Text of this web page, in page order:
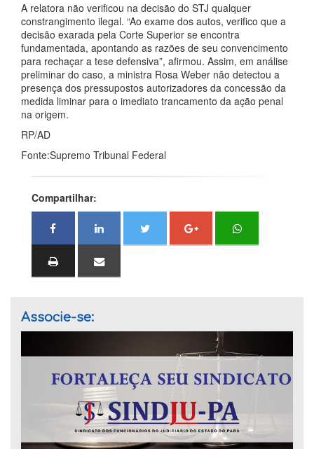
A relatora não verificou na decisão do STJ qualquer
constrangimento ilegal. “Ao exame dos autos, verifico que a
decisão exarada pela Corte Superior se encontra
fundamentada, apontando as razões de seu convencimento
para rechaçar a tese defensiva”, afirmou. Assim, em análise
preliminar do caso, a ministra Rosa Weber não detectou a
presença dos pressupostos autorizadores da concessão da
medida liminar para o imediato trancamento da ação penal
na origem.
RP/AD
Fonte:Supremo Tribunal Federal
Compartilhar:
Associe-se: